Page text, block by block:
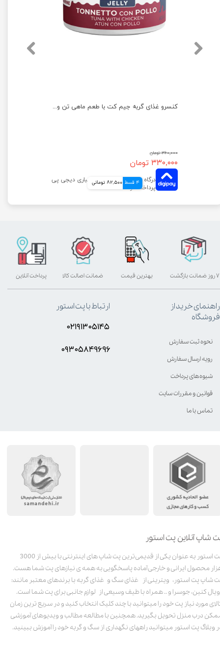
کنسرو غذای گربه جیم‌ کت با طعم ماهی تن و مرغ وزن 70 گرم
۳۶۰,۰۰۰ تومان
۳۳۰,۰۰۰ تومان
4 قسط 82,500 تومانی
شاپ آنلاین پت استور
پت استور به عنوان یکی از قدیمی‌ترین پت شاپ های اینترنتی با بیش از 3000
محصول ایرانی و خارجی آماده پاسخگویی به همه ی نیازهای پت شما هست.
شاپ پت استور، ویترینی از غذای سگ و غذای گربه با برندهای معتبر مانند:
کنین، جوسرا و .. همراه با طیف وسیعی از لوازم جانبی برای پت شما است.
مورد نیاز پت خود را میتوانید با چند کلیک انتخاب کنید و در سریع ترین زمان
درب منزل تحویل بگیرید. همچنین با مطالعه مطالب و ویدیوهای آموزشی
وبلاگ پت استور میتوانید راههای نگهداری از سگ و گربه خود را آموزش ببینید.
بهترین قیمت پرداخت آنلاین ۷ روز ضمانت بازگشت ضمانت اصالت کالا
راهنمای خرید از
فروشگاه
نحوه ثبت سفارش
رویه ارسال سفارش
شیوه‌های پرداخت
قوانین و مقررات سایت
تماس با ما
ارتباط با پت استور
۰۲۱۹۱۳۰۵۱۴۵
۰۹۳۰۵8۴9696